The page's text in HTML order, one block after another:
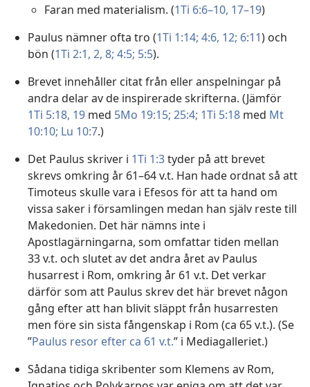
Faran med materialism. (1Ti 6:6–10, 17–19)
Paulus nämner ofta tro (1Ti 1:14; 4:6, 12; 6:11) och
bön (1Ti 2:1, 2, 8; 4:5; 5:5).
Brevet innehåller citat från eller anspelningar på
andra delar av de inspirerade skrifterna. (Jämför
1Ti 5:18, 19 med 5Mo 19:15; 25:4; 1Ti 5:18 med Mt
10:10; Lu 10:7.)
Det Paulus skriver i 1Ti 1:3tyder på att brevet
skrevs omkring år 61–64 v.t. Han hade ordnat så att
Timoteus skulle vara i Efesos för att ta hand om
vissa saker i församlingen medan han själv reste till
Makedonien. Det här nämns inte i
Apostlagärningarna, som omfattar tiden mellan
33 v.t. och slutet av det andra året av Paulus
husarrest i Rom, omkring år 61 v.t. Det verkar
därför som att Paulus skrev det här brevet någon
gång efter att han blivit släppt från husarresten
men före sin sista fångenskap i Rom (ca 65 v.t.). (Se
”Paulus resor efter ca 61 v.t.” i Mediagalleriet.)
Sådana tidiga skribenter som Klemens av Rom,